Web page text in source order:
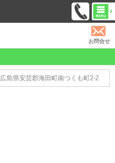
お問合せ
広島県安芸郡海田町南つくも町2-2